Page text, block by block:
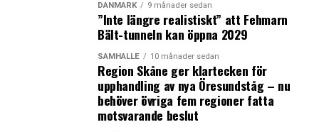
DANMARK 9 månader sedan
”Inte längre realistiskt” att Fehmarn
Bält-tunneln kan öppna 2029
SAMHÄLLE 10 månader sedan
Region Skåne ger klartecken för
upphandling av nya Öresundståg – nu
behöver övriga fem regioner fatta
motsvarande beslut